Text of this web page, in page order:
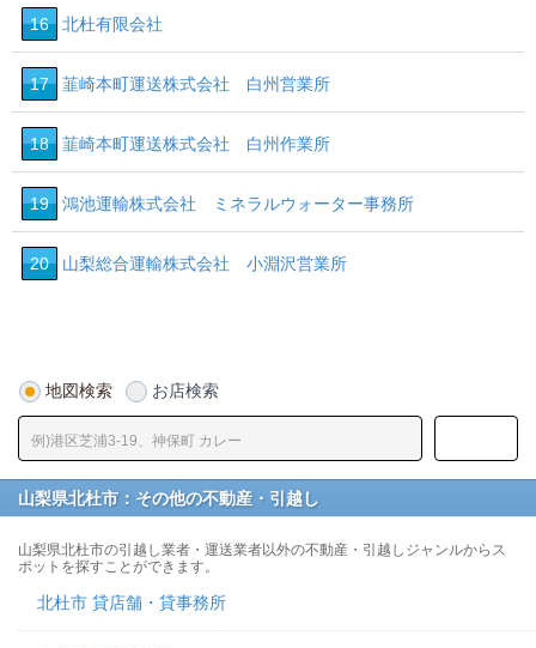
16 北杜有限会社
17 韮崎本町運送株式会社 白州営業所
18 韮崎本町運送株式会社 白州作業所
19 鴻池運輸株式会社 ミネラルウォーター事務所
20 山梨総合運輸株式会社 小淵沢営業所
地図検索 お店検索
山梨県北杜市：その他の不動産・引越し
山梨県北杜市の引越し業者・運送業者以外の不動産・引越しジャンルからス
ポットを探すことができます。
北杜市 貸店舗・貸事務所